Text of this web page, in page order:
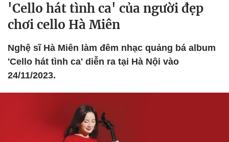
'Cello hát tình ca' của người đẹp
chơi cello Hà Miên
Nghệ sĩ Hà Miên làm đêm nhạc quảng bá album
'Cello hát tình ca' diễn ra tại Hà Nội vào
24/11/2023.